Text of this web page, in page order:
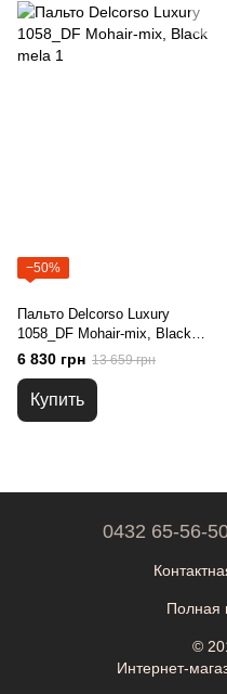
−50%
Пальто Delcorso Luxury
1058_DF Mohair-mix, Black
mela
6 830 грн 13 659 грн
Купить
0432 65-56-
Полная
©
Интернет-